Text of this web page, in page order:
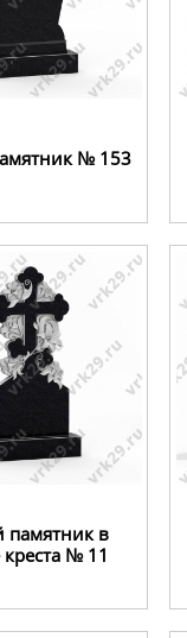
№ 153
памятник в
№ 11